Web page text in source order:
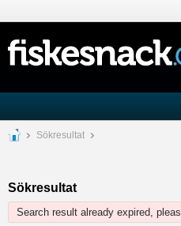
Sökresultat
Sökresultat
Search result already expired,